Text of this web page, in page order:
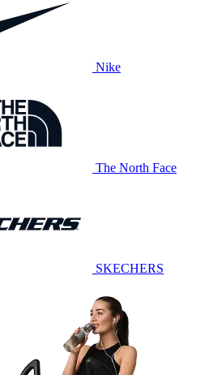
Nike
The North Face
SKECHERS